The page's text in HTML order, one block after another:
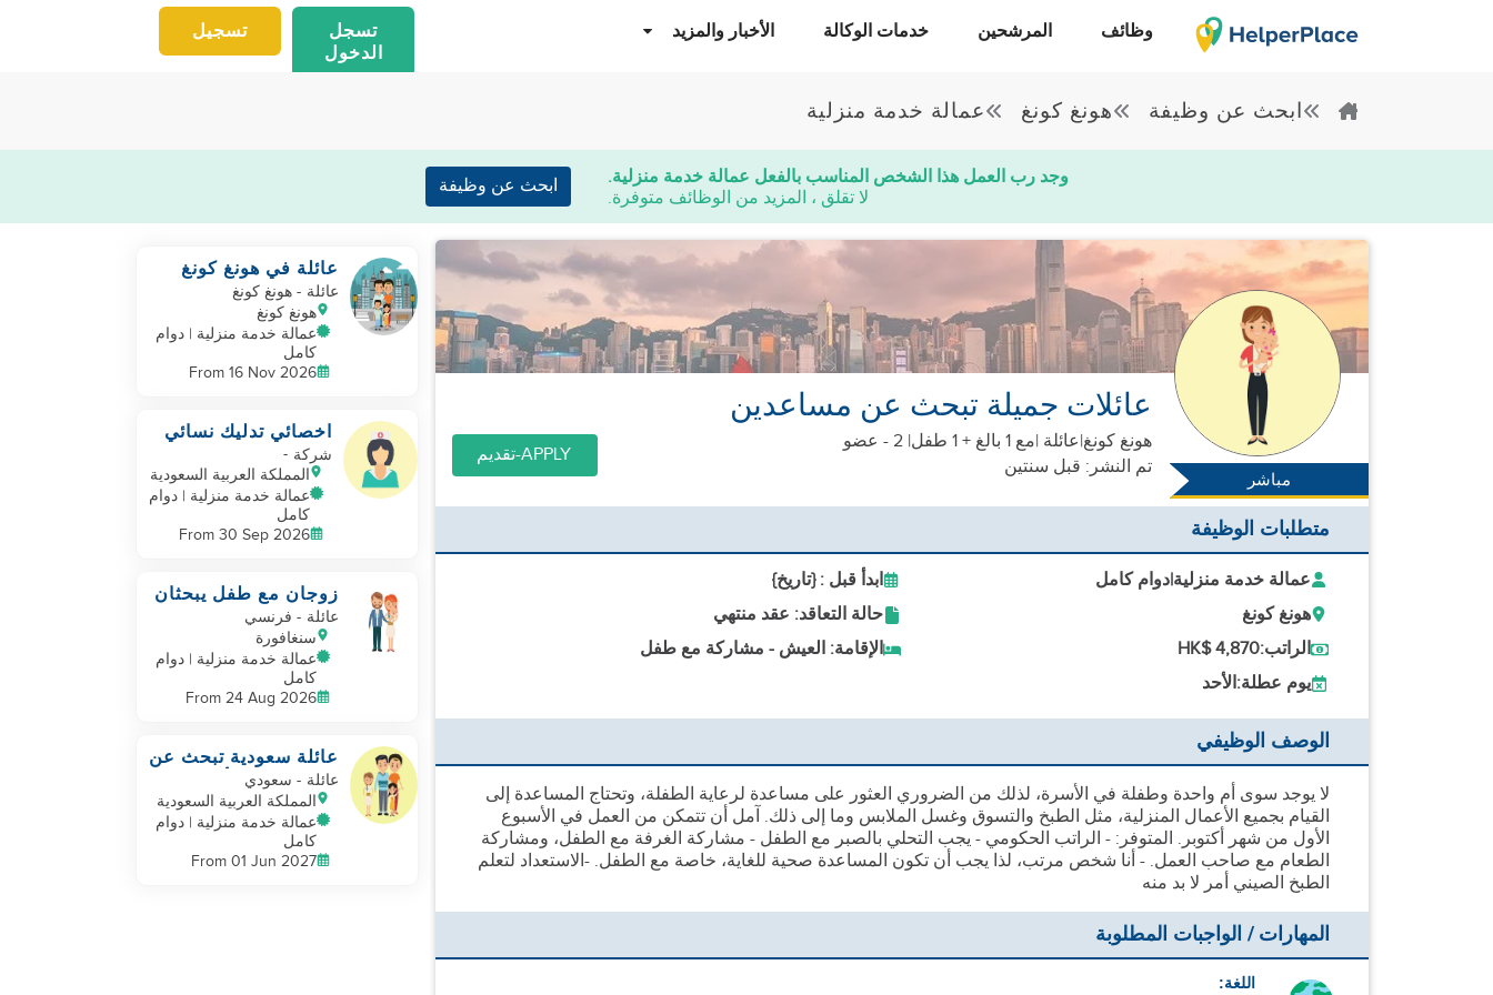
وظائف المرشحين خدمات الوكالة الأخبار والمزيد تسجيل
تسجل
الدخول
ابحث عن وظيفة هونغ كونغ عمالة خدمة منزلية
وجد رب العمل هذا الشخص المناسب بالفعل عمالة خدمة منزلية.
لا تقلق ، المزيد من الوظائف متوفرة.
ابحث عن وظيفة
مباشر
عائلات جميلة تبحث عن مساعدين
هونغ كونغ|عائلة |مع 1 بالغ + 1 طفل
| 2 - عضو
تم النشر: قبل سنتين
APPLY-تقديم
متطلبات الوظيفة
عمالة خدمة منزلية|دوام كامل
ابدأ قبل : {تاريخ}
هونغ كونغ
حالة التعاقد: عقد منتهي
الراتب:HK$ 4,870
الإقامة: العيش - مشاركة مع طفل
يوم عطلة:الأحد
الوصف الوظيفي
لا يوجد سوى أم واحدة وطفلة في الأسرة، لذلك من الضروري العثور على مساعدة لرعاية الطفلة، وتحتاج المساعدة إلى
القيام بجميع الأعمال المنزلية، مثل الطبخ والتسوق وغسل الملابس وما إلى ذلك. آمل أن تتمكن من العمل في الأسبوع
الأول من شهر أكتوبر. المتوفر: - الراتب الحكومي - يجب التحلي بالصبر مع الطفل - مشاركة الغرفة مع الطفل، ومشاركة
الطعام مع صاحب العمل. - أنا شخص مرتب، لذا يجب أن تكون المساعدة صحية للغاية، خاصة مع الطفل. -الاستعداد لتعلم
الطبخ الصيني أمر لا بد منه
المهارات / الواجبات المطلوبة
اللغة:
عائلة في هونغ كونغ
تبحث عن مساعد ثانٍ
للاعتناء بطفل صغير
عائلة - هونغ كونغ
هونغ كونغ
عمالة خدمة منزلية | دوام
كامل
From 16 Nov 2026
اخصائي تدليك نسائي
شركة -
المملكة العربية السعودية
عمالة خدمة منزلية | دوام
كامل
From 30 Sep 2026
زوجان مع طفل يبحثان
عن مساعد
عائلة - فرنسي
سنغافورة
عمالة خدمة منزلية | دوام
كامل
From 24 Aug 2026
عائلة سعودية تبحث عن
مربية، مربية أطفال
عائلة - سعودي
المملكة العربية السعودية
عمالة خدمة منزلية | دوام
كامل
From 01 Jun 2027